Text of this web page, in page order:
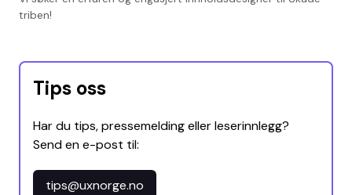
triben!
Tips oss
Har du tips, pressemelding eller leserinnlegg?
Send en e-post til:
tips@uxnorge.no